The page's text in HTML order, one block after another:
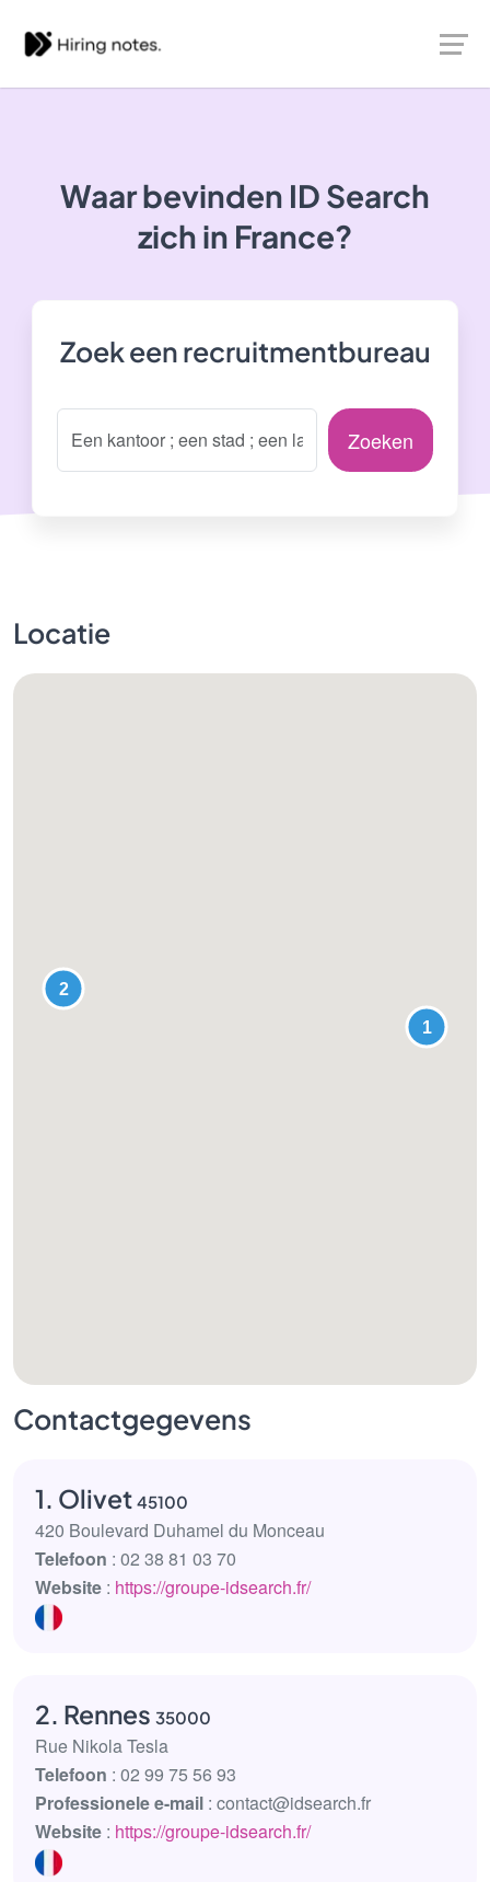
Waar bevinden ID Search
zich in France?
Zoek een recruitmentbureau
Zoeken
Locatie
Contactgegevens
1. Olivet 45100
420 Boulevard Duhamel du Monceau
Telefoon : 02 38 81 03 70
Website : https://groupe-idsearch.fr/
2. Rennes 35000
Rue Nikola Tesla
Telefoon : 02 99 75 56 93
Professionele e-mail : contact@idsearch.fr
Website : https://groupe-idsearch.fr/